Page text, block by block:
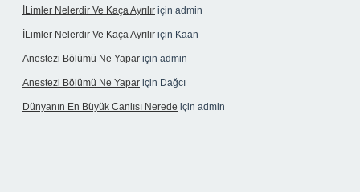
İLimler Nelerdir Ve Kaça Ayrılır için admin
İLimler Nelerdir Ve Kaça Ayrılır için Kaan
Anestezi Bölümü Ne Yapar için admin
Anestezi Bölümü Ne Yapar için Dağcı
Dünyanın En Büyük Canlısı Nerede için admin